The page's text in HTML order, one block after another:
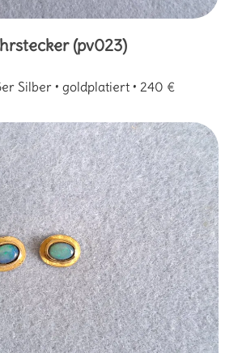
(pv023)
Silber • goldplatiert • 240 €